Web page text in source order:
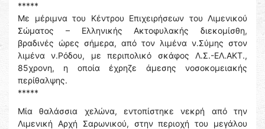
*****
Με μέριμνα του Κέντρου Επιχειρήσεων του Λιμενικού
Σώματος – Ελληνικής Ακτοφυλακής διεκομίσθη,
βραδινές ώρες σήμερα, από τον λιμένα ν.Σύμης στον
λιμένα ν.Ρόδου, με περιπολικό σκάφος Λ.Σ.-ΕΛ.ΑΚΤ.,
85χρονη, η οποία έχρηζε άμεσης νοσοκομειακής
περίθαλψης.
*****
Μία θαλάσσια χελώνα, εντοπίστηκε νεκρή από την
Λιμενική Αρχή Σαρωνικού, στην περιοχή του μεγάλου